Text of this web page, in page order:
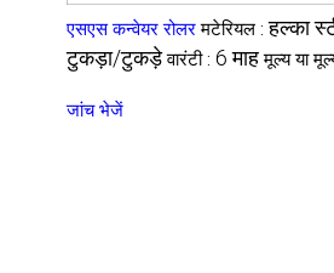
एसएस कन्वेयर रोलर मटेरियल :हल्का
टुकड़ा/टुकड़े वारंटी : 6 माह मूल्य या
जांच भेजें